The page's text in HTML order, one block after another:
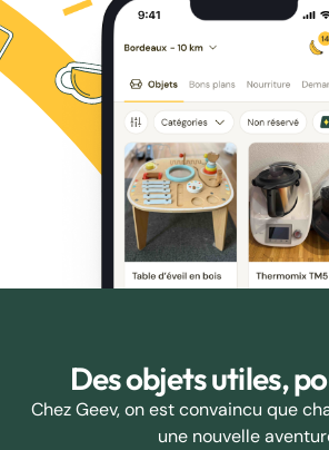
Des objets utiles,
Chez Geev, on est convaincu que
une nouvelle